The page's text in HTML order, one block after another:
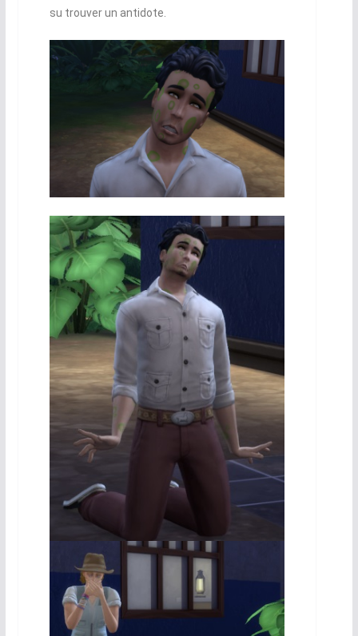
su trouver un antidote.